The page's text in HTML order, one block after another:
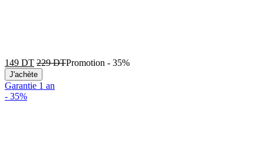
149 DT 229DTPromotion - 35%
J'achète
Garantie 1 an
- 35%